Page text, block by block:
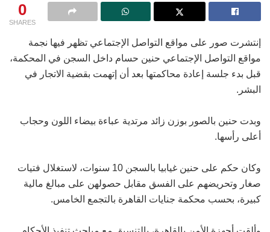
0
SHARES
إنتشرت صور على مواقع التواصل الإجتماعي تظهر فيها نجمة
مواقع التواصل الإجتماعي ​حنين حسام ​داخل السجن في المحكمة،
قبل بدء جلسة إعادة محاكمتها بعد أن إتهمت بقضية الاتجار في
البشر.
وبدت حنين بالصور بوزن زائد مرتدية عباءة بيضاء اللون وحجاب
أعلى رأسها.
وكان حكم على حنين غيابيا بالسجن 10 سنوات، لاستغلال فتيات
صغار وتحريضهم على الفسق مقابل حصولهن على مبالغ مالية
كبيرة، بحسب محكمة جنايات القاهرة بالتجمع الخامس.